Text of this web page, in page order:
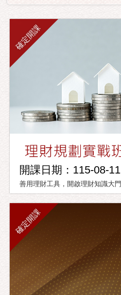
確定開課
開課日期：115-08-11
善用理財工具，開啟理財知識大門
確定開課